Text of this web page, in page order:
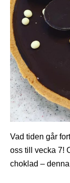
Vad tiden går
oss till vecka 7!
choklad –